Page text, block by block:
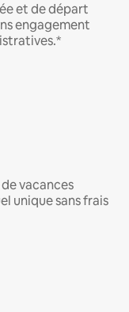
et de départ
engagement
vacances
unique sans frais